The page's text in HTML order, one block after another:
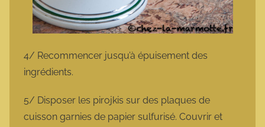
4/ Recommencer jusqu’à épuisement des
ingrédients.
5/ Disposer les pirojkis sur des plaques de
cuisson garnies de papier sulfurisé. Couvrir et